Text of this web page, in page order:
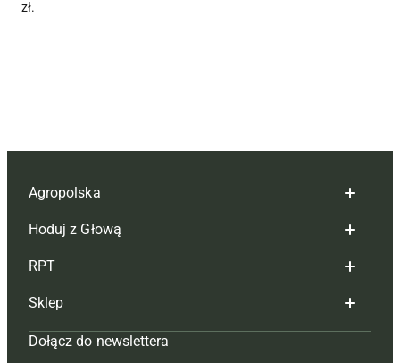
zł.
Agropolska
Redakcja
Reklama
Tagi
Mapa serwisu
Hoduj z Głową
Hoduj z głową bydło
Hoduj z głową świnie
Prenumerata
RPT
Redakcja
Prenumerata
Sklep
Czasopisma i prenumerata
Dołącz do newslettera